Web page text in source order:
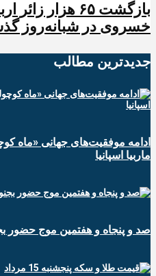
️بازگشت ۶۵ هزار
خسروی در شبانه‌روز
جدیدترین‌ مطالب
ادامه موفقیت‌های جهانی «ماه
ماربیا اسپانیا
صد و پنجاه و هفتمین موج حضور